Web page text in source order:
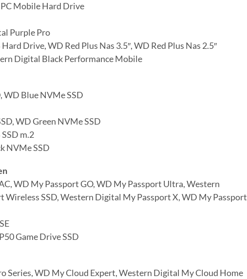
Mobile Hard Drive
Purple Pro
Drive, WD Red Plus Nas 3.5″, WD Red Plus Nas 2.5″
Digital Black Performance Mobile
WD Blue NVMe SSD
WD Green NVMe SSD
m.2
NVMe SSD
WD My Passport GO, WD My Passport Ultra, Western
SSD, Western Digital My Passport X, WD My Passport
Game Drive SSD
Series, WD My Cloud Expert, Western Digital My Cloud Home